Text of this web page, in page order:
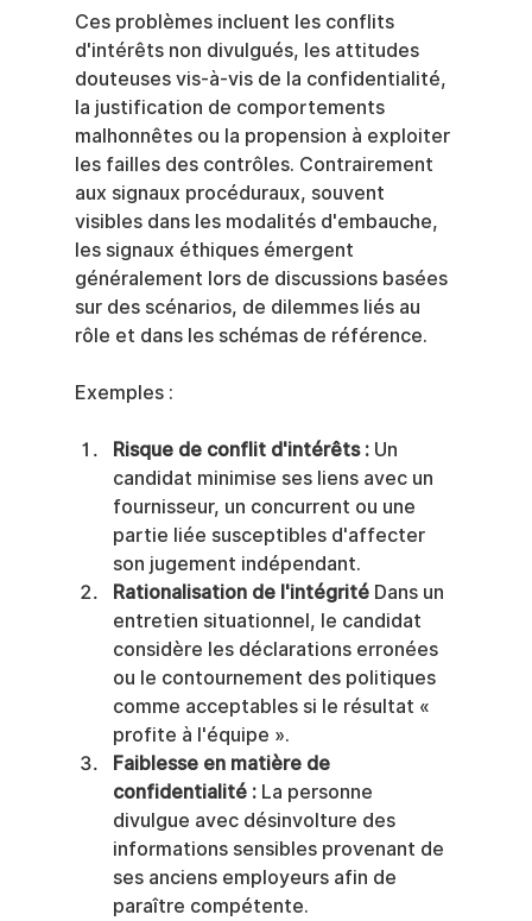
Ces problèmes incluent les conflits
d'intérêts non divulgués, les attitudes
douteuses vis-à-vis de la confidentialité,
la justification de comportements
malhonnêtes ou la propension à exploiter
les failles des contrôles. Contrairement
aux signaux procéduraux, souvent
visibles dans les modalités d'embauche,
les signaux éthiques émergent
généralement lors de discussions basées
sur des scénarios, de dilemmes liés au
rôle et dans les schémas de référence.
Exemples :
Risque de conflit d'intérêts : Un
candidat minimise ses liens avec un
fournisseur, un concurrent ou une
partie liée susceptibles d'affecter
son jugement indépendant.
Rationalisation de l'intégrité Dans un
entretien situationnel, le candidat
considère les déclarations erronées
ou le contournement des politiques
comme acceptables si le résultat «
profite à l'équipe ».
Faiblesse en matière de
confidentialité : La personne
divulgue avec désinvolture des
informations sensibles provenant de
ses anciens employeurs afin de
paraître compétente.